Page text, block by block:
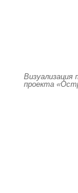
Визуализация
проекта